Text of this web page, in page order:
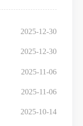
2025-12-30
2025-12-30
2025-11-06
2025-11-06
2025-10-14